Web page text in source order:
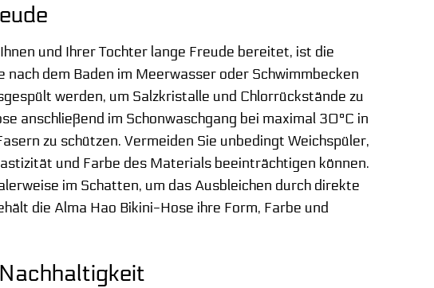
und Ihrer Tochter lange Freude bereitet, ist die
dem Baden im Meerwasser oder Schwimmbecken
werden, um Salzkristalle und Chlorrückstände zu
anschließend im Schonwaschgang bei maximal 30°C in
zu schützen. Vermeiden Sie unbedingt Weichspüler,
und Farbe des Materials beeinträchtigen können.
im Schatten, um das Ausbleichen durch direkte
die Alma Hao Bikini-Hose ihre Form, Farbe und